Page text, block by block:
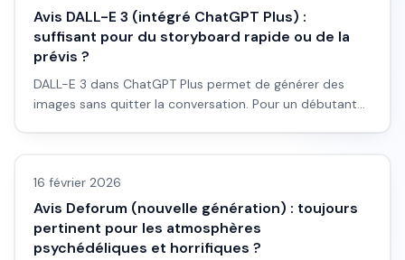
Avis DALL-E 3 (intégré ChatGPT Plus) :
suffisant pour du storyboard rapide ou de la
prévis ?
DALL-E 3 dans ChatGPT Plus permet de générer des
images sans quitter la conversation. Pour un débutant
Avis outils/services
16 février 2026
Avis Deforum (nouvelle génération) : toujours
pertinent pour les atmosphères
psychédéliques et horrifiques ?